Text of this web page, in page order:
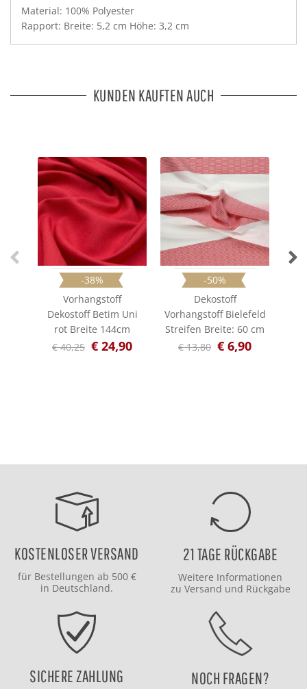
Material: 100% Polyester
Rapport: Breite: 5,2 cm Höhe: 3,2 cm
KUNDEN KAUFTEN AUCH
-38%
Vorhangstoff
Dekostoff Betim Uni
rot Breite 144cm
€ 40,25 € 24,90
-50%
Dekostoff
Vorhangstoff Bielefeld
Streifen Breite: 60 cm
€ 13,80 € 6,90
KOSTENLOSER VERSAND
für Bestellungen ab 500 €
in Deutschland.
21 TAGE RÜCKGABE
Weitere Informationen
zu Versand und Rückgabe
SICHERE ZAHLUNG NOCH FRAGEN?